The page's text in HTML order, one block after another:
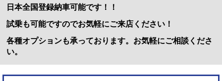
日本全国登録納車可能です！！
試乗も可能ですのでお気軽にご来店ください！
各種オプションも承っております。お気軽にご相談くださ
い。